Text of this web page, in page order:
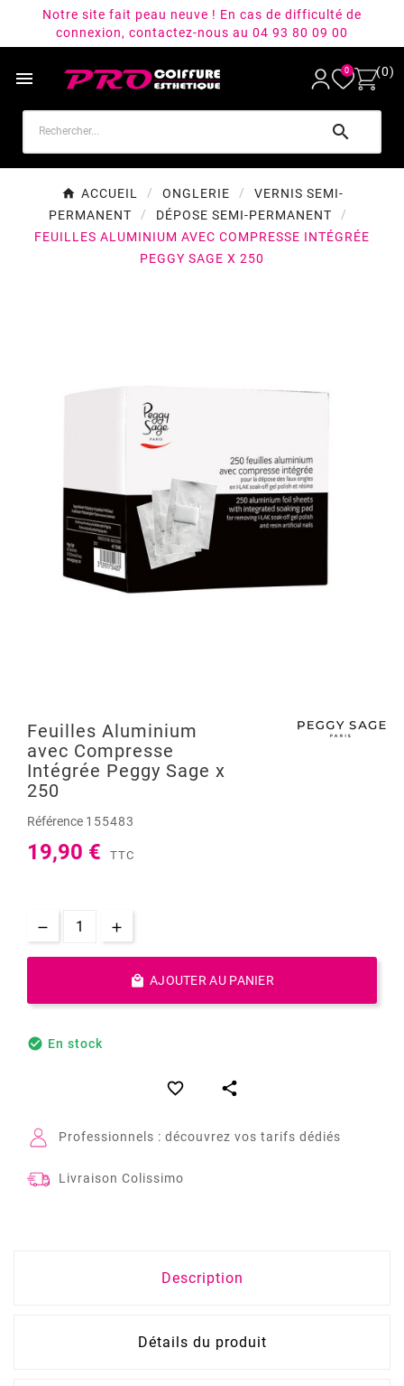
Notre site fait peau neuve ! En cas de difficulté de
connexion, contactez-nous au 04 93 80 09 00
 0 (0)

ACCUEIL ONGLERIE
VERNIS SEMI-
PERMANENT
DÉPOSE SEMI-PERMANENT
FEUILLES ALUMINIUM AVEC COMPRESSE INTÉGRÉE
PEGGY SAGE X 250
Feuilles Aluminium
avec Compresse
Intégrée Peggy Sage x
250
Référence 155483
19,90 € TTC
 AJOUTER AU PANIER
 En stock
 
Professionnels : découvrez vos tarifs dédiés
Livraison Colissimo
Description
Détails du produit